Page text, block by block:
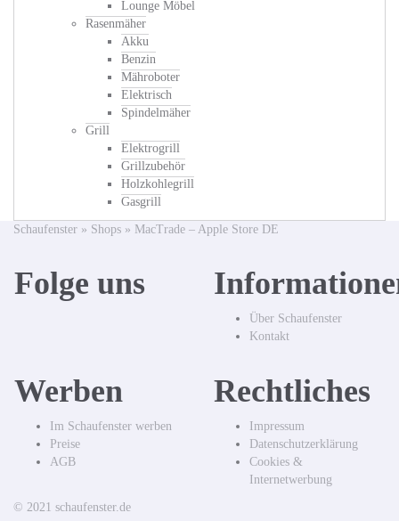
Lounge Möbel
Rasenmäher
Akku
Benzin
Mähroboter
Elektrisch
Spindelmäher
Grill
Elektrogrill
Grillzubehör
Holzkohlegrill
Gasgrill
Schaufenster » Shops » MacTrade – Apple Store DE
Folge uns
Über Schaufenster
Kontakt
Werben
Im Schaufenster werben
Preise
AGB
Rechtliches
Impressum
Datenschutzerklärung
Cookies &
Internetwerbung
© 2021 schaufenster.de